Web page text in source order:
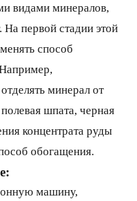
видами минералов,
На первой стадии этой
способ
минерал от
шпата, черная
концентрата руды
обогащения.
машину,